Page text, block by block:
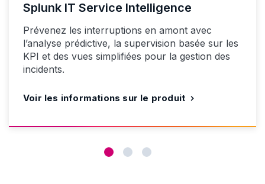
Splunk IT Service Intelligence
Prévenez les interruptions en amont avec
l’analyse prédictive, la supervision basée sur les
KPI et des vues simplifiées pour la gestion des
incidents.
Voir les informations sur le produit